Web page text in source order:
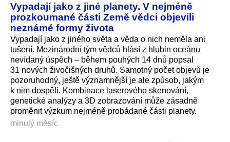
Vypadají jako z jiné planety. V nejméně
prozkoumané části Země vědci objevili
neznámé formy života
Vypadají jako z jiného světa a věda o nich neměla ani
tušení. Mezinárodní tým vědců hlásí z hlubin oceánu
nevídaný úspěch – během pouhých 14 dnů popsal
31 nových živočišných druhů. Samotný počet objevů je
pozoruhodný, ještě významnější je ale způsob, jakým
k nim dospěli. Kombinace laserového skenování,
genetické analýzy a 3D zobrazování může zásadně
proměnit výzkum nejméně probádané části planety.
minulý měsíc